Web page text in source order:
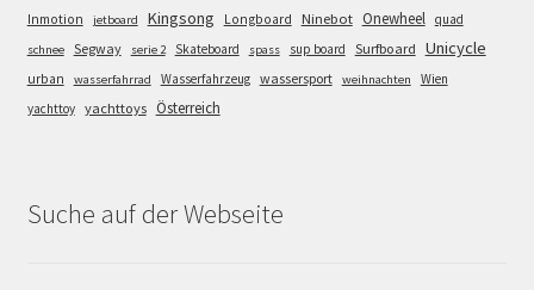
Inmotion jetboard Kingsong Longboard Ninebot Onewheel quad
schnee Segway serie 2 Skateboard spass sup board Surfboard Unicycle
urban wasserfahrrad Wasserfahrzeug wassersport weihnachten
Wien
yachttoy yachttoys Österreich
Suche auf der Webseite